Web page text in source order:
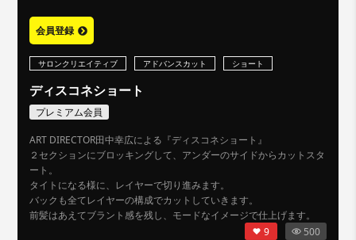
会員登録
サロンクリエイティブ アドバンスカット ショート
ディスコネショート
プレミアム会員
ART DIRECTOR田中幸広による『ディスコネショート』
２セクションにブロッキングして、アンダーのサイドからカットスタ
ート。
タイトになる様に、レイヤーで切り進みます。
バックも全てレイヤーの構成でカットしていきます。
前髪はあえてブラント感を残し、モードなイメージで仕上げます。
9
500